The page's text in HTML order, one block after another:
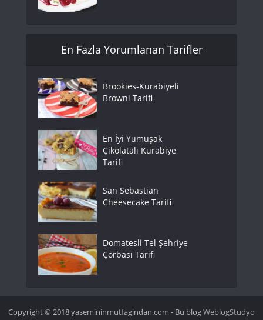
En Fazla Yorumlanan Tarifler
Brookies-Kurabiyeli
Browni Tarifi
En İyi Yumuşak
Çikolatalı Kurabiye
Tarifi
San Sebastian
Cheesecake Tarifi
Domatesli Tel Şehriye
Çorbası Tarifi
Copyright © 2018 yasemininmutfagindan.com - Bu blogWeblogStudyo